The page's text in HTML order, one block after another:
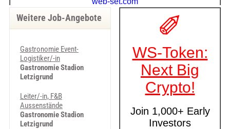
Weitere Job-Angebote
Gastronomie Event-
Logistiker/-in
Gastronomie Stadion
Letzigrund
Leiter/-in, F&B
Aussenstände
Gastronomie Stadion
Letzigrund